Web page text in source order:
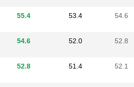
55.4 53.4 54.6
54.6 52.0 52.8
52.8 51.4 52.1